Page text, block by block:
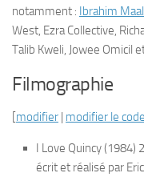
notamment : Ibrahim
West, Ezra Collective,
Talib Kweli, Jowee Omicil
Filmographie
[modifier | modifier le code
I Love Quincy
écrit et réalisé par